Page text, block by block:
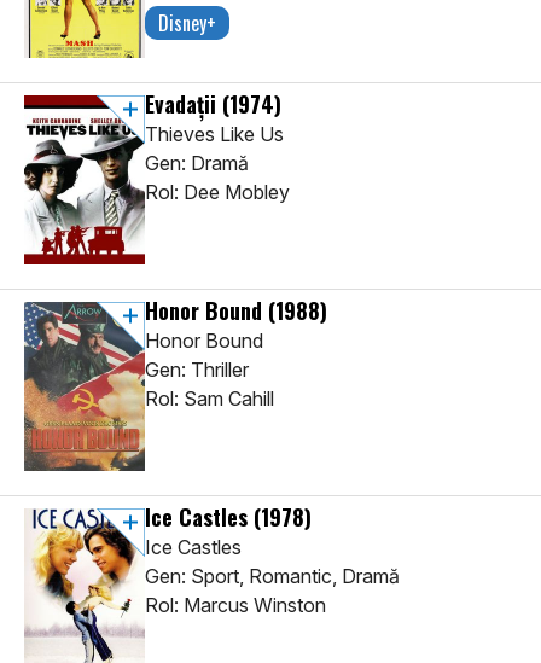
Disney+
Evadații (1974)
Thieves Like Us
Gen: Dramă
Rol: Dee Mobley
Honor Bound (1988)
Honor Bound
Gen: Thriller
Rol: Sam Cahill
Ice Castles (1978)
Ice Castles
Gen: Sport, Romantic, Dramă
Rol: Marcus Winston